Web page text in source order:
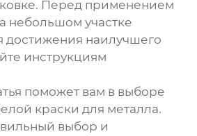
Перед применением
небольшом участке
достижения наилучшего
инструкциям
поможет вам в выборе
краски для металла.
выбор и